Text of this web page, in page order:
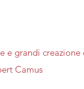
grandi
Camus